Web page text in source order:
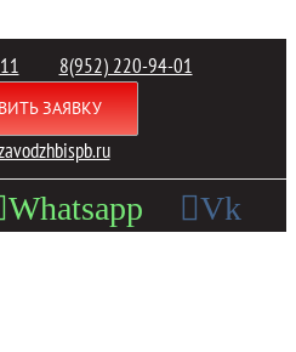
8(952) 220-94-01
ЗАЯВКУ
Whatsapp Vk